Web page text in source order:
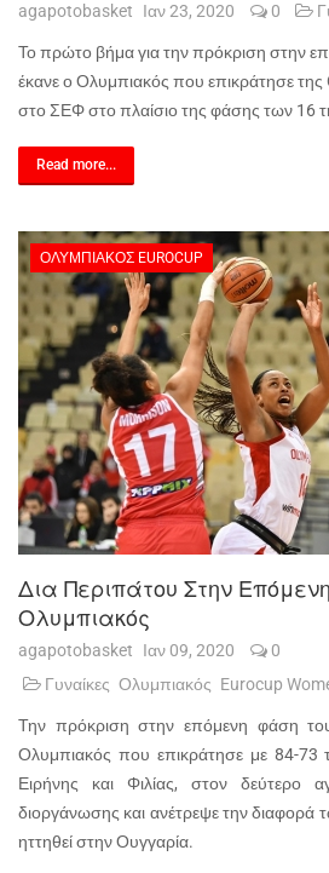
agapotobasket Ιαν 23, 2020 0
Το πρώτο βήμα για την πρόκριση στην
έκανε ο Ολυμπιακός που επικράτησε
στο ΣΕΦ στο πλαίσιο της φάσης των 16
Read more...
ΟΛΥΜΠΙΑΚΌΣ EUROCUP
Δια Περιπάτου Στην
Ολυμπιακός
agapotobasket Ιαν 09, 2020
0
Γυναίκες Ολυμπιακός Eurocup
Την πρόκριση στην επόμενη φάση
Ολυμπιακός που επικράτησε με 84-73
Ειρήνης και Φιλίας, στον
διοργάνωσης και ανέτρεψε την διαφορά
ηττηθεί στην Ουγγαρία.